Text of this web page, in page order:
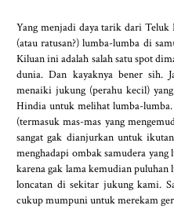
Yang menjadi daya tarik dari
(atau ratusan?) lumba-lumba di
Kiluan ini adalah salah satu spot
dunia. Dan kayaknya bener sih.
menaiki jukung (perahu kecil)
Hindia untuk melihat lumba-
(termasuk mas-mas yang
sangat gak dianjurkan untuk
menghadapi ombak samudera yang
karena gak lama kemudian
loncatan di sekitar jukung kami.
cukup mumpuni untuk merekam